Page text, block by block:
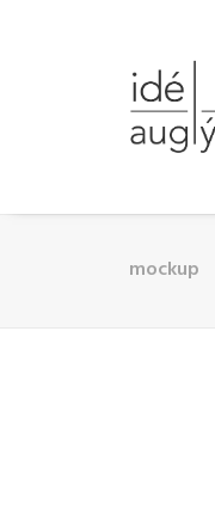
mockup